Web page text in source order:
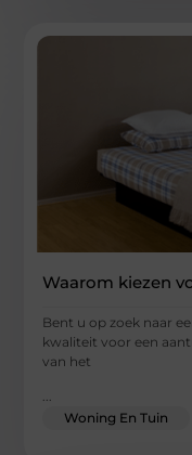
Waarom kiezen
Bent u op zoek naar
kwaliteit voor een
van het
...
Woning En Tuin